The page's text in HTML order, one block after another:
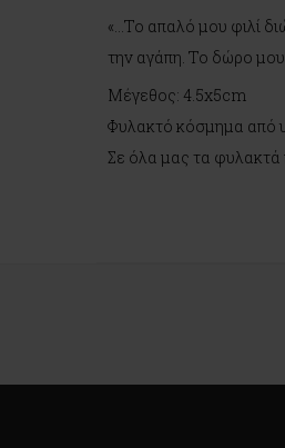
«…Το απαλό μου φιλί
την αγάπη. Το δώρο μου
Μέγεθος: 4.5x5cm
Φυλακτό κόσμημα από
Σε όλα μας τα φυλακτά